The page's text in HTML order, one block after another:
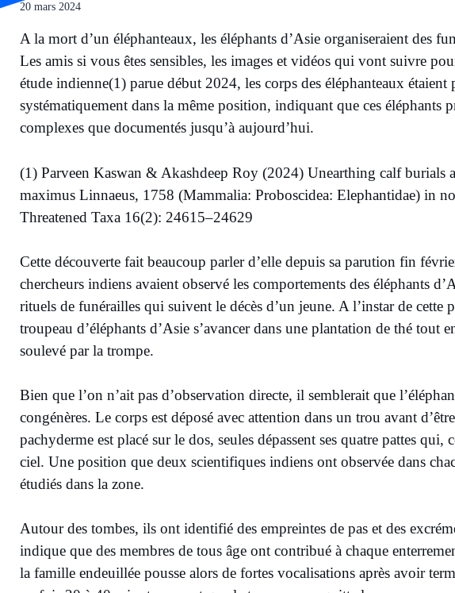
20 mars 2024
A la mort d’un éléphanteaux, les éléphants d’Asie organiseraient des
Les amis si vous êtes sensibles, les images et vidéos qui vont suivre
étude indienne(1) parue début 2024, les corps des éléphanteaux étaient
systématiquement dans la même position, indiquant que ces éléphants
complexes que documentés jusqu’à aujourd’hui.
(1)​ Parveen Kaswan & Akashdeep Roy (2024) Unearthing calf burials
maximus Linnaeus, 1758 (Mammalia: Proboscidea: Elephantidae) in
Threatened Taxa 16(2): 24615–24629 ​
Cette découverte fait beaucoup parler d’elle depuis sa parution fin
chercheurs indiens avaient observé les comportements des éléphants
rituels de funérailles qui suivent le décès d’un jeune. A l’instar de
troupeau d’éléphants d’Asie s’avancer dans une plantation de thé tout
soulevé par la trompe.
Bien que l’on n’ait pas d’observation directe, il semblerait que
congénères. Le corps est déposé avec attention dans un trou avant
pachyderme est placé sur le dos, seules dépassent ses quatre pattes
ciel. Une position que deux scientifiques indiens ont observée dans
étudiés dans la zone.
Autour des tombes, ils ont identifié des empreintes de pas et des
indique que des membres de tous âge ont contribué à chaque
la famille endeuillée pousse alors de fortes vocalisations après avoir